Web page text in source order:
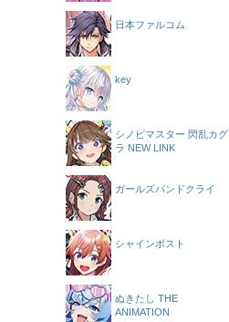
日本ファルコム
key
シノビマスター 閃乱カグ
ラ NEW LINK
ガールズバンドクライ
シャインポスト
ぬきたし THE
ANIMATION